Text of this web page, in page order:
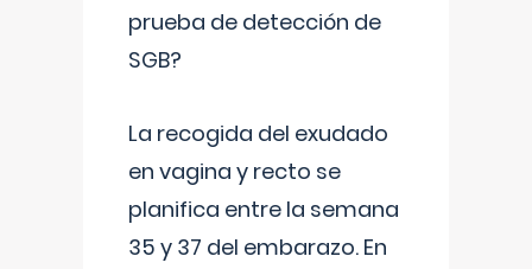
prueba de detección de
SGB?
La recogida del exudado
en vagina y recto se
planifica entre la semana
35 y 37 del embarazo. En